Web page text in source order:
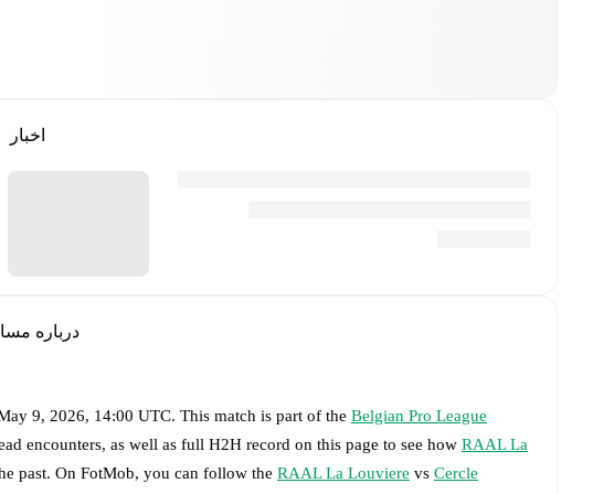
اخبار
درباره
9, 2026, 14:00 UTC. This match is part of the Belgian Pro League
encounters, as well as full H2H record on this page to see how RAAL La
past. On FotMob, you can follow the RAAL La Louviere vs Cercle